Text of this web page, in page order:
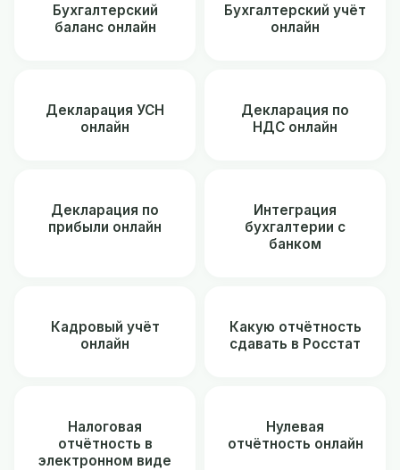
Бухгалтерский
баланс онлайн
Бухгалтерский учёт
онлайн
Декларация УСН
онлайн
Декларация по
НДС онлайн
Декларация по
прибыли онлайн
Интеграция
бухгалтерии с
банком
Кадровый учёт
онлайн
Какую отчётность
сдавать в Росстат
Налоговая
отчётность в
электронном виде
Нулевая
отчётность онлайн